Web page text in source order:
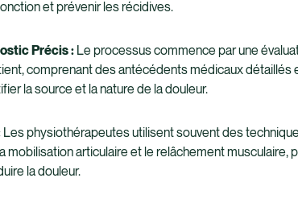
et prévenir les récidives.
Précis :Le processus commence par une
comprenant des antécédents médicaux détaillés
la source et la nature de la douleur.
Les physiothérapeutes utilisent souvent des
mobilisation articulaire et le relâchement musculaire,
la douleur.